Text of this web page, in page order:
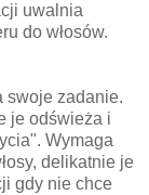
uwalnia
do włosów.
swoje zadanie.
je odświeża i
Wymaga
delikatnie je
gdy nie chce